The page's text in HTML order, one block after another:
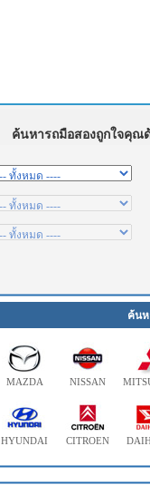
ค้น
MAZDA NISSAN
HYUNDAI CITROEN